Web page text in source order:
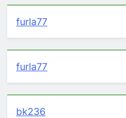
furla77
furla77
bk236